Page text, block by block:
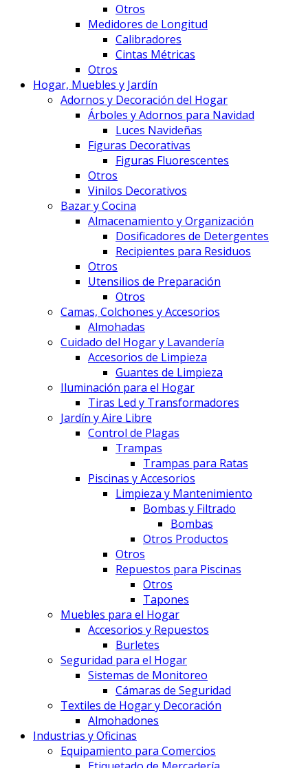
Otros
Medidores de Longitud
Calibradores
Cintas Métricas
Otros
Hogar, Muebles y Jardín
Adornos y Decoración del Hogar
Árboles y Adornos para Navidad
Luces Navideñas
Figuras Decorativas
Figuras Fluorescentes
Otros
Vinilos Decorativos
Bazar y Cocina
Almacenamiento y Organización
Dosificadores de Detergentes
Recipientes para Residuos
Otros
Utensilios de Preparación
Otros
Camas, Colchones y Accesorios
Almohadas
Cuidado del Hogar y Lavandería
Accesorios de Limpieza
Guantes de Limpieza
Iluminación para el Hogar
Tiras Led y Transformadores
Jardín y Aire Libre
Control de Plagas
Trampas
Trampas para Ratas
Piscinas y Accesorios
Limpieza y Mantenimiento
Bombas y Filtrado
Bombas
Otros Productos
Otros
Repuestos para Piscinas
Otros
Tapones
Muebles para el Hogar
Accesorios y Repuestos
Burletes
Seguridad para el Hogar
Sistemas de Monitoreo
Cámaras de Seguridad
Textiles de Hogar y Decoración
Almohadones
Industrias y Oficinas
Equipamiento para Comercios